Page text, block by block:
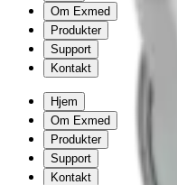
Om Exmed
Produkter
Support
Kontakt
Hjem
Om Exmed
Produkter
Support
Kontakt